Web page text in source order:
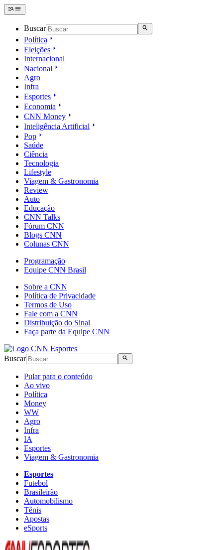
Buscar
Política
Eleições
Internacional
Nacional
Agro
Infra
Esportes
Economia
CNN Money
Inteligência Artificial
Pop
Saúde
Ciência
Tecnologia
Lifestyle
Viagem & Gastronomia
Review
Auto
Educação
CNN Talks
Fórum CNN
Blogs CNN
Colunas CNN
Programação
Equipe CNN Brasil
Sobre a CNN
Política de Privacidade
Termos de Uso
Fale com a CNN
Distribuição do Sinal
Faça parte da Equipe CNN
Buscar
Pular para o conteúdo
Ao vivo
Política
Money
WW
Agro
Infra
IA
Esportes
Viagem & Gastronomia
Esportes
Futebol
Brasileirão
Automobilismo
Tênis
Apostas
eSports